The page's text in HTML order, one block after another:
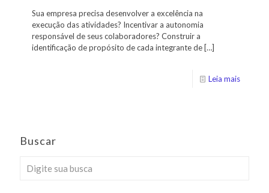
Sua empresa precisa desenvolver a excelência na
execução das atividades? Incentivar a autonomia
responsável de seus colaboradores? Construir a
identificação de propósito de cada integrante de […]
Leia mais
Buscar